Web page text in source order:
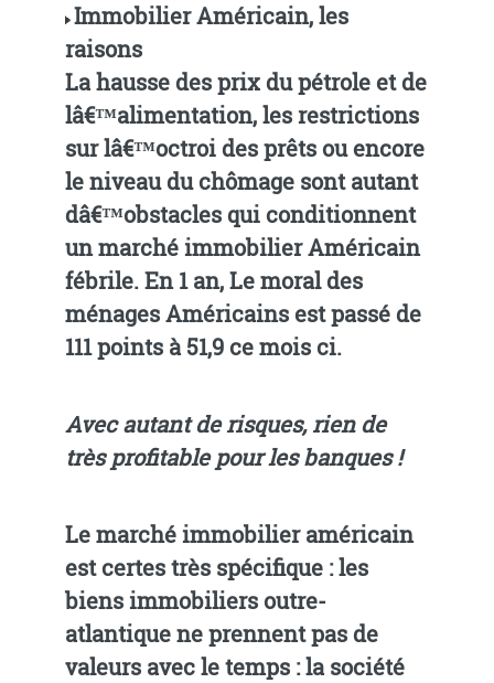
Immobilier Américain, les
raisons
La hausse des prix du pétrole et de
lâ€™alimentation, les restrictions
sur lâ€™octroi des prêts ou encore
le niveau du chômage sont autant
dâ€™obstacles qui conditionnent
un marché immobilier Américain
fébrile. En 1 an, Le moral des
ménages Américains est passé de
111 points à 51,9 ce mois ci.
Avec autant de risques, rien de
très profitable pour les banques !
Le marché immobilier américain
est certes très spécifique : les
biens immobiliers outre-
atlantique ne prennent pas de
valeurs avec le temps : la société